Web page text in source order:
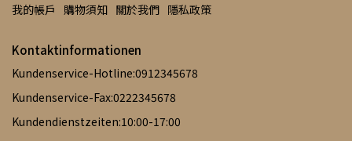
我的帳戶 購物須知 關於我們 隱私政策
Kontaktinformationen
Kundenservice-Hotline:0912345678
Kundenservice-Fax:0222345678
Kundendienstzeiten:10:00-17:00